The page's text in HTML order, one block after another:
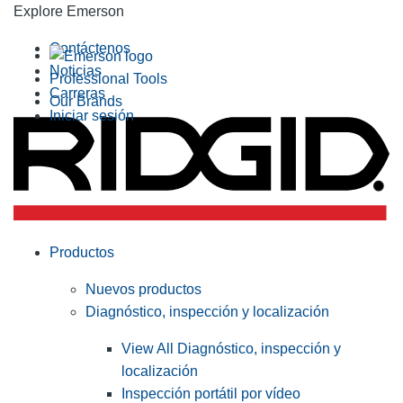
Explore Emerson
Professional Tools
Our Brands
Contáctenos
Noticias
Carreras
Iniciar sesión
Productos
Nuevos productos
Diagnóstico, inspección y localización
View All Diagnóstico, inspección y
localización
Inspección portátil por vídeo